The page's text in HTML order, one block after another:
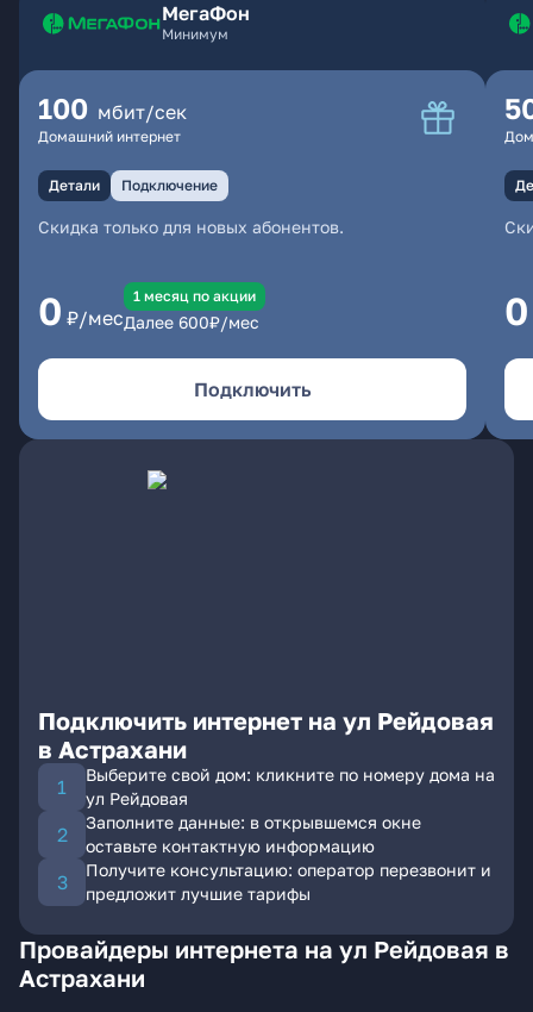
МегаФон
Минимум
100 мбит/сек
Домашний интернет
Детали Подключение
Скидка только для новых абонентов.
0 ₽/мес
1 месяц по акции
Далее 600₽/мес
Подключить
0
Подключить интернет на ул Рейдовая
в Астрахани
Выберите свой дом: кликните по номеру дома на
ул Рейдовая
Заполните данные: в открывшемся окне
оставьте контактную информацию
Получите консультацию: оператор перезвонит и
предложит лучшие тарифы
Провайдеры интернета на ул Рейдовая в
Астрахани